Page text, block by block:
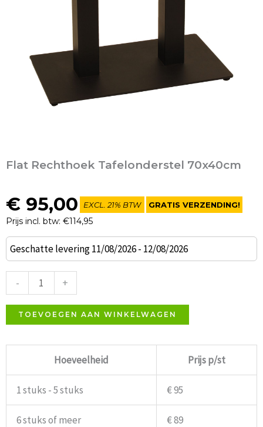
Flat Rechthoek Tafelonderstel 70x40cm
€ 95,00
Prijs incl. btw: €114,95
EXCL. 21% BTW GRATIS VERZENDING!
Geschatte levering 11/08/2026 - 12/08/2026
-
Flat
Rechthoek
Tafelonderstel
70x40cm
aantal
+
TOEVOEGEN AAN WINKELWAGEN
Hoeveelheid Prijs p/st
1 stuks - 5 stuks € 95
6 stuks of meer € 89